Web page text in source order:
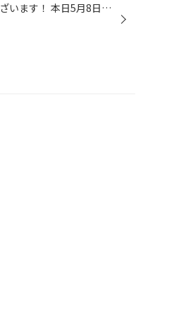
タイヤ館弘前のホームページをご覧いただき 誠にありがとうございます！ 本日5月8日(水)は定休日のためお休みになります。 作業予約やお問い合わせ等は翌9日(木)以降にお願い致します。 お手数をお掛け致して申し訳ございませんが ご理解とご協力のほどよろしくお願い致します。